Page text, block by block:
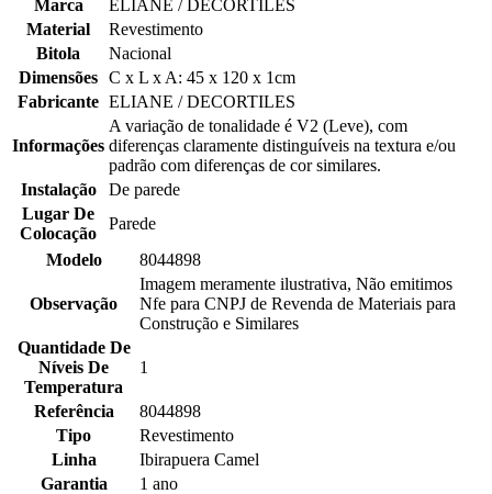
Marca
ELIANE / DECORTILES
Material
Revestimento
Bitola
Nacional
Dimensões C x L x A: 45 x 120 x 1cm
Fabricante ELIANE / DECORTILES
Informações
A variação de tonalidade é V2 (Leve), com
diferenças claramente distinguíveis na textura e/ou
padrão com diferenças de cor similares.
Instalação
De parede
Lugar De
Colocação
Parede
Modelo
8044898
Observação
Imagem meramente ilustrativa, Não emitimos
Nfe para CNPJ de Revenda de Materiais para
Construção e Similares
Quantidade De
Níveis De
Temperatura
1
Referência
8044898
Tipo
Revestimento
Linha
Ibirapuera Camel
Garantia
1 ano